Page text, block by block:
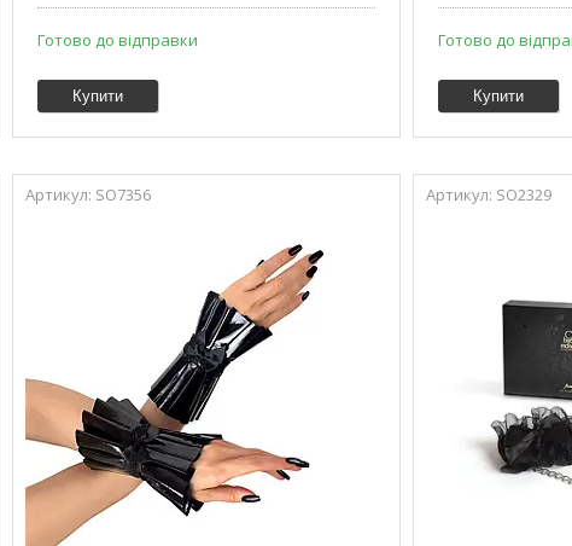
Готово до відправки
Купити
Готово до
Купити
SO7356
SO2329